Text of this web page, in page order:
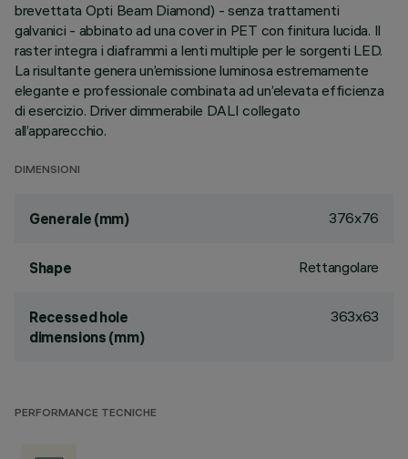
brevettata Opti Beam Diamond) - senza trattamenti
galvanici - abbinato ad una cover in PET con finitura lucida. Il
raster integra i diaframmi a lenti multiple per le sorgenti LED.
La risultante genera un’emissione luminosa estremamente
elegante e professionale combinata ad un’elevata efficienza
di esercizio. Driver dimmerabile DALI collegato
all’apparecchio.
DIMENSIONI
Generale (mm) 376x76
Shape Rettangolare
Recessed hole
dimensions (mm)
363x63
PERFORMANCE TECNICHE